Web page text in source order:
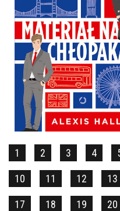
MATERIAŁ NA
ALEXIS HALL
OPRAWA MIĘKKA
44,99 ZŁ
1 2 3 4
10 11 12 13
17 18 19 20